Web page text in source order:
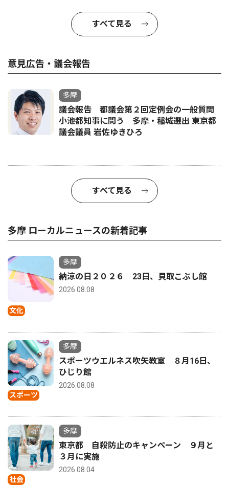
すべて見る
意見広告・議会報告
多摩
議会報告 都議会第２回定例会の一般質問
小池都知事に問う 多摩・稲城選出 東京都
議会議員 岩佐ゆきひろ
すべて見る
多摩 ローカルニュースの新着記事
文化
多摩
納涼の日２０２６ 23日、貝取こぶし館
2026.08.08
スポーツ
多摩
スポーツウエルネス吹矢教室 ８月16日、
ひじり館
2026.08.08
社会
多摩
東京都 自殺防止のキャンペーン ９月と
３月に実施
2026.08.04